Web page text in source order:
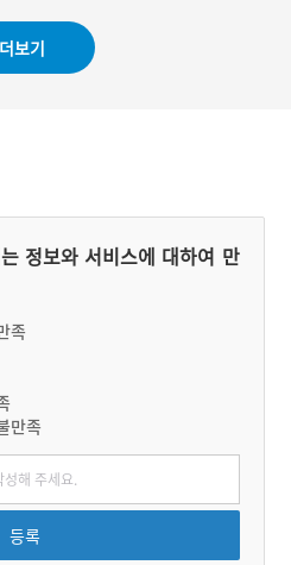
더보기
정보와 서비스에 대하여 만
족
만족
등록